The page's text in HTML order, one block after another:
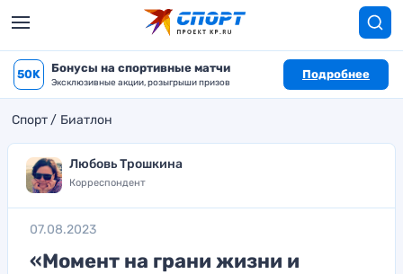
50K Бонусы на спортивные матчи
Эксклюзивные акции, розыгрыши призов
Подробнее
Спорт Биатлон
Любовь Трошкина
Корреспондент
07.08.2023
«Момент на грани жизни и